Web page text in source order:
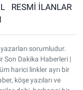
RESMİ İLANLAR
sorumludur.
Son Dakika Haberleri |
harici linkler ayrı bir
köşe yazıları ve